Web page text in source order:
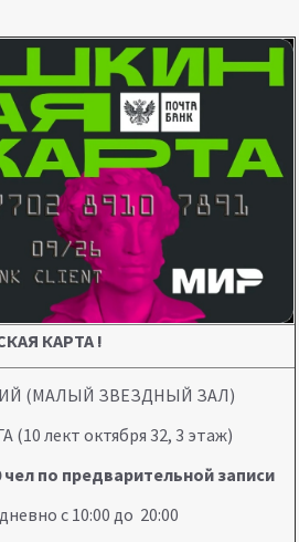
КАРТА !
(МАЛЫЙ ЗВЕЗДНЫЙ ЗАЛ)
(10 лект октября 32, 3 этаж)
чел по предварительной записи
с 10:00 до 20:00